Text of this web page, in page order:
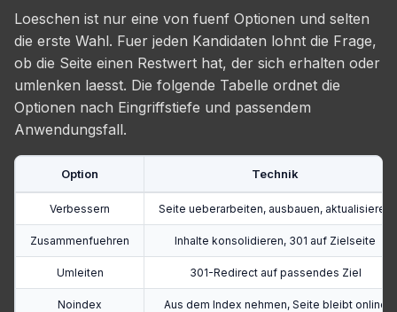
Loeschen ist nur eine von fuenf Optionen und selten
die erste Wahl. Fuer jeden Kandidaten lohnt die Frage,
ob die Seite einen Restwert hat, der sich erhalten oder
umlenken laesst. Die folgende Tabelle ordnet die
Optionen nach Eingriffstiefe und passendem
Anwendungsfall.
Option Technik
Verbessern Seite ueberarbeiten, ausbauen, aktualisieren
Zusammenfuehren Inhalte konsolidieren, 301 auf Zielseite
Umleiten 301-Redirect auf passendes Ziel
Noindex Aus dem Index nehmen, Seite bleibt online